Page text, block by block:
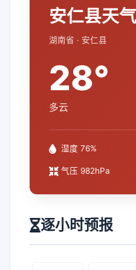
安仁县天
湖南省 · 安仁县
28°
多云
湿度 76%
气压 982hPa
逐小时预报